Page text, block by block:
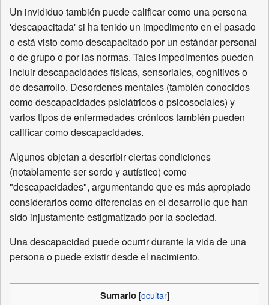
Un invididuo también puede calificar como una persona
'descapacitada' si ha tenido un impedimento en el pasado
o está visto como descapacitado por un estándar personal
o de grupo o por las normas. Tales impedimentos pueden
incluir descapacidades físicas, sensoriales, cognitivos o
de desarrollo. Desordenes mentales (también conocidos
como descapacidades psiciátricos o psicosociales) y
varios tipos de enfermedades crónicos también pueden
calificar como descapacidades.
Algunos objetan a describir ciertas condiciones
(notablamente ser sordo y autístico) como
"descapacidades", argumentando que es más apropiado
considerarlos como diferencias en el desarrollo que han
sido injustamente estigmatizado por la sociedad.
Una descapacidad puede ocurrir durante la vida de una
persona o puede existir desde el nacimiento.
Sumario